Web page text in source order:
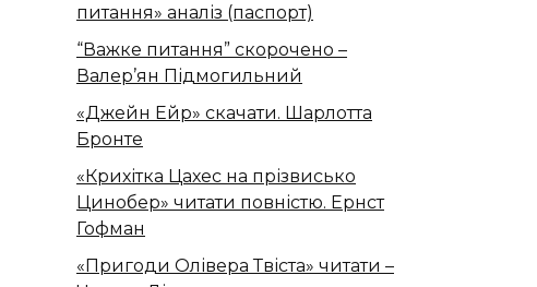
питання» аналіз (паспорт)
“Важке питання” скорочено –
Валер’ян Підмогильний
«Джейн Ейр» скачати. Шарлотта
Бронте
«Крихітка Цахес на прізвисько
Цинобер» читати повністю. Ернст
Гофман
«Пригоди Олівера Твіста» читати –